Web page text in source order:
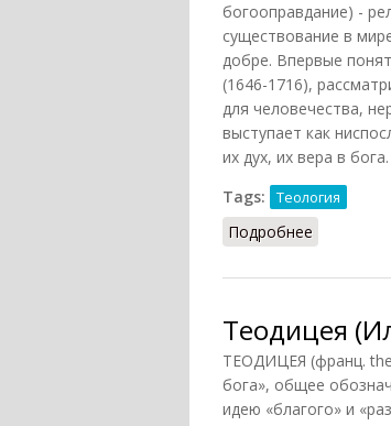
богооправдание) -
существование в
добре. Впервые
(1646-1716),
для человечества,
выступает как
их дух, их вера в бога.
Tags:
Теология
Подробнее
Теодицея
ТЕОДИЦЕЯ (франц.
бога», общее
идею «благого» и